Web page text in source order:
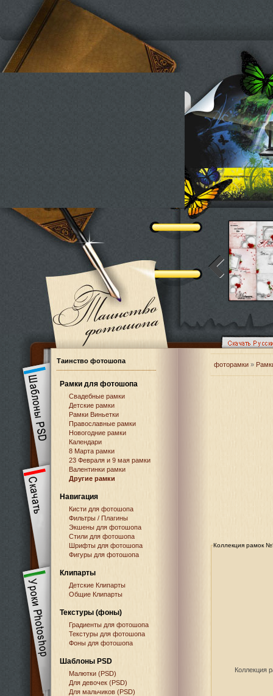
Таинство фотошопа
Рамки для фотошопа
Свадебные рамки
Детские рамки
Рамки Виньетки
Православные рамки
Новогодние рамки
Календари
8 Марта рамки
23 Февраля и 9 мая рамки
Валентинки рамки
Другие рамки
Навигация
Кисти для фотошопа
Фильтры / Плагины
Экшены для фотошопа
Стили для фотошопа
Шрифты для фотошопа
Фигуры для фотошопа
Клипарты
Детские Клипарты
Общие Клипарты
Текстуры (фоны)
Градиенты для фотошопа
Текстуры для фотошопа
Фоны для фотошопа
Шаблоны PSD
Малютки (PSD)
Для девочек (PSD)
Для мальчиков (PSD)
фоторамки »
Коллекция рамок
Коллекция